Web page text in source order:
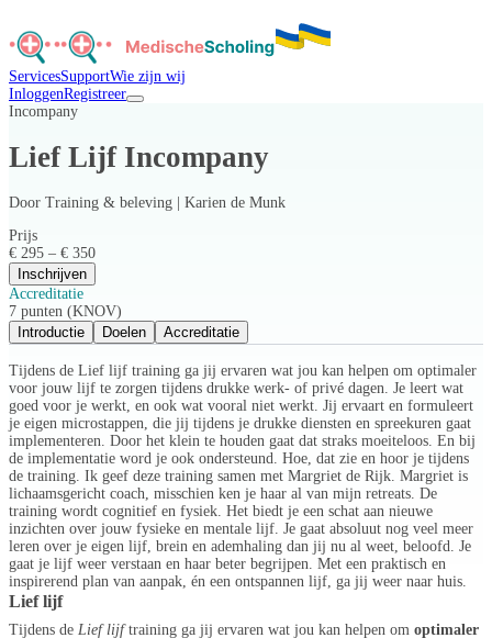
ServicesSupportWie zijn wij
InloggenRegistreer
Incompany
Lief Lijf Incompany
Door Training & beleving | Karien de Munk
Prijs
€ 295 – € 350
Inschrijven
Accreditatie
7 punten (KNOV)
Introductie
Doelen Accreditatie
Tijdens de Lief lijf training ga jij ervaren wat jou kan helpen om optimaler
voor jouw lijf te zorgen tijdens drukke werk- of privé dagen. Je leert wat
goed voor je werkt, en ook wat vooral niet werkt. Jij ervaart en formuleert
je eigen microstappen, die jij tijdens je drukke diensten en spreekuren gaat
implementeren. Door het klein te houden gaat dat straks moeiteloos. En bij
de implementatie word je ook ondersteund. Hoe, dat zie en hoor je tijdens
de training. Ik geef deze training samen met Margriet de Rijk. Margriet is
lichaamsgericht coach, misschien ken je haar al van mijn retreats. De
training wordt cognitief en fysiek. Het biedt je een schat aan nieuwe
inzichten over jouw fysieke en mentale lijf. Je gaat absoluut nog veel meer
leren over je eigen lijf, brein en ademhaling dan jij nu al weet, beloofd. Je
gaat je lijf weer verstaan en haar beter begrijpen. Met een praktisch en
inspirerend plan van aanpak, én een ontspannen lijf, ga jij weer naar huis.
Lief lijf
Tijdens de Lief lijftraining ga jij ervaren wat jou kan helpen om optimaler